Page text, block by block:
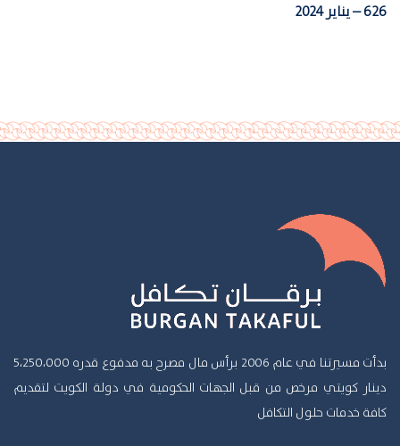
626 – يناير 2024
بدأت مسيرتنا في عام 2006 برأس مال مصرح به مدفوع قدره 5،250،000
دينار كويتي مرخص من قبل الجهات الحكومية في دولة الكويت لتقديم
كافة خدمات حلول التكافل